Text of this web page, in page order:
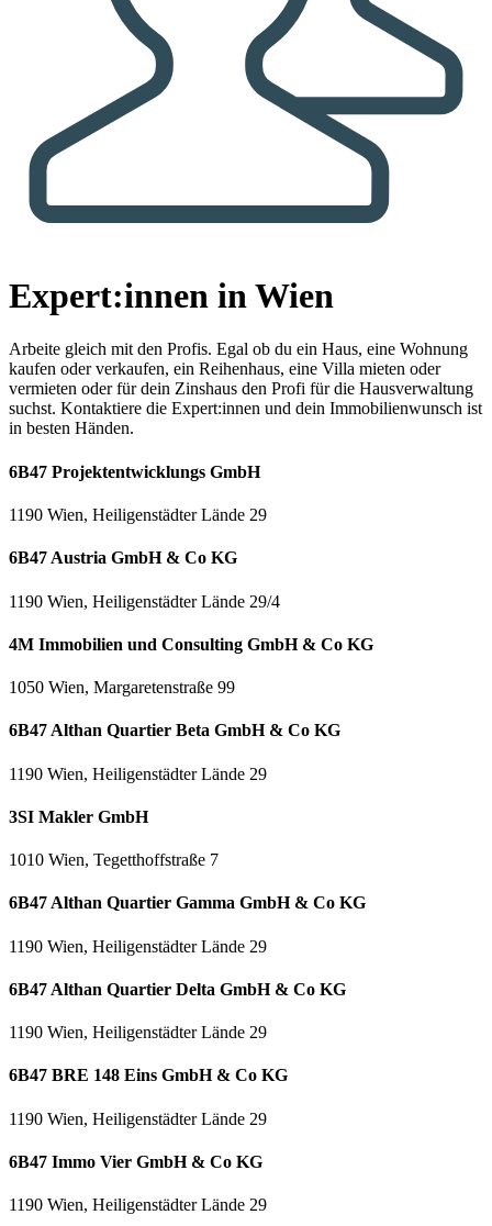
Expert:innen in Wien
Arbeite gleich mit den Profis. Egal ob du ein Haus, eine Wohnung
kaufen oder verkaufen, ein Reihenhaus, eine Villa mieten oder
vermieten oder für dein Zinshaus den Profi für die Hausverwaltung
suchst. Kontaktiere die Expert:innen und dein Immobilienwunsch ist
in besten Händen.
6B47 Projektentwicklungs GmbH
1190 Wien, Heiligenstädter Lände 29
6B47 Austria GmbH & Co KG
1190 Wien, Heiligenstädter Lände 29/4
4M Immobilien und Consulting GmbH & Co KG
1050 Wien, Margaretenstraße 99
6B47 Althan Quartier Beta GmbH & Co KG
1190 Wien, Heiligenstädter Lände 29
3SI Makler GmbH
1010 Wien, Tegetthoffstraße 7
6B47 Althan Quartier Gamma GmbH & Co KG
1190 Wien, Heiligenstädter Lände 29
6B47 Althan Quartier Delta GmbH & Co KG
1190 Wien, Heiligenstädter Lände 29
6B47 BRE 148 Eins GmbH & Co KG
1190 Wien, Heiligenstädter Lände 29
6B47 Immo Vier GmbH & Co KG
1190 Wien, Heiligenstädter Lände 29